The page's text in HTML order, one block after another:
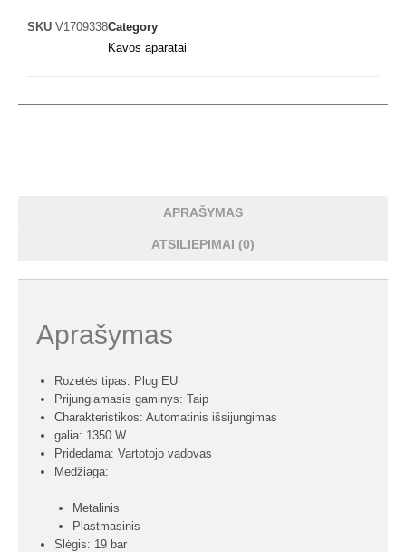
SKU V1709338Category
Kavos aparatai
APRAŠYMAS
ATSILIEPIMAI (0)
Aprašymas
Rozetės tipas: Plug EU
Prijungiamasis gaminys: Taip
Charakteristikos: Automatinis išsijungimas
galia: 1350 W
Pridedama: Vartotojo vadovas
Medžiaga:
Metalinis
Plastmasinis
Slėgis: 19 bar